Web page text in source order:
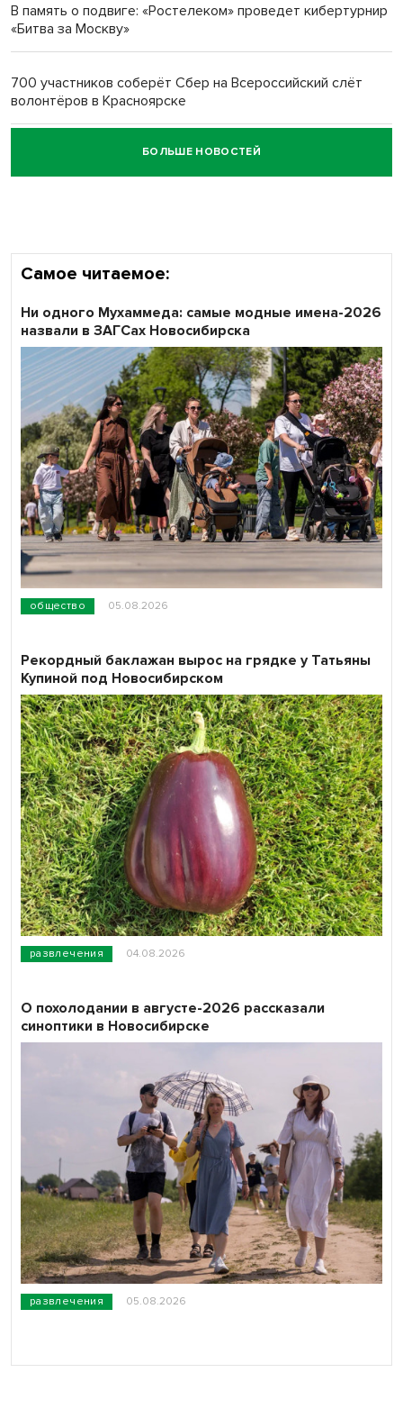
Обновлённое отделение ВТБ открылось в Искитиме
В память о подвиге: «Ростелеком» проведет кибертурнир
«Битва за Москву»
700 участников соберёт Сбер на Всероссийский слёт
волонтёров в Красноярске
Честный выбор: видеонаблюдение обеспечит
объективность результатов ЕДГ в Новосибирской
БОЛЬШЕ НОВОСТЕЙ
Самое читаемое:
общество 05.08.2026
Ни одного Мухаммеда: самые модные имена-2026
назвали в ЗАГСах Новосибирска
развлечения 04.08.2026
Рекордный баклажан вырос на грядке у Татьяны
Купиной под Новосибирском
развлечения 05.08.2026
О похолодании в августе-2026 рассказали
синоптики в Новосибирске